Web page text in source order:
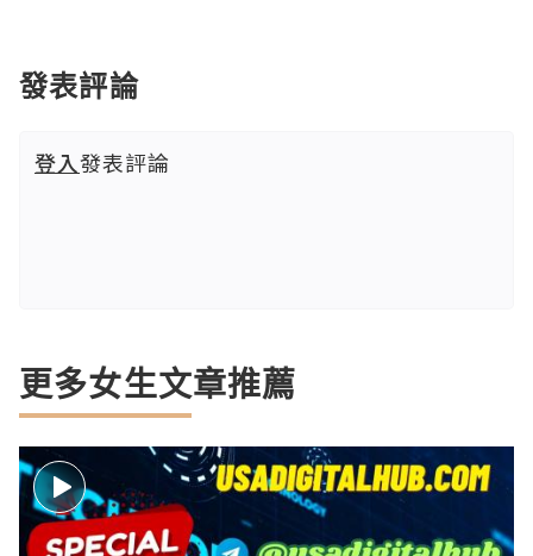
發表評論
登入發表評論
更多女生文章推薦